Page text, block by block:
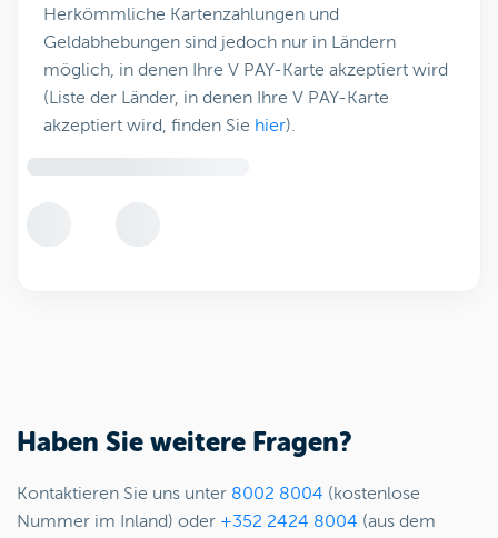
Herkömmliche Kartenzahlungen und
Geldabhebungen sind jedoch nur in Ländern
möglich, in denen Ihre V PAY-Karte akzeptiert wird
(Liste der Länder, in denen Ihre V PAY-Karte
akzeptiert wird, finden Sie hier).
Haben Sie weitere Fragen?
Kontaktieren Sie uns unter 8002 8004 (kostenlose
Nummer im Inland) oder +352 2424 8004 (aus dem